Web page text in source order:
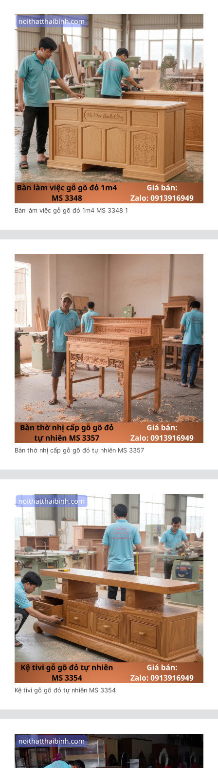
Bàn làm việc gỗ gõ đỏ 1m4 MS 3348 1
Bàn thờ nhị cấp gỗ gõ đỏ tự nhiên MS 3357
Kệ tivi gỗ gõ đỏ tự nhiên MS 3354